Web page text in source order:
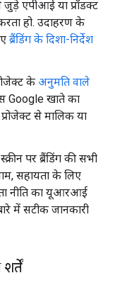
एपीआई या प्रॉडक्ट
हो. उदाहरण के
ब्रैंडिंग के दिशा-निर्देश
के अनुमति वाले
Google खाते का
से मालिक या
पर ब्रैंडिंग की सभी
सहायता के लिए
नीति का यूआरआई
में सटीक जानकारी